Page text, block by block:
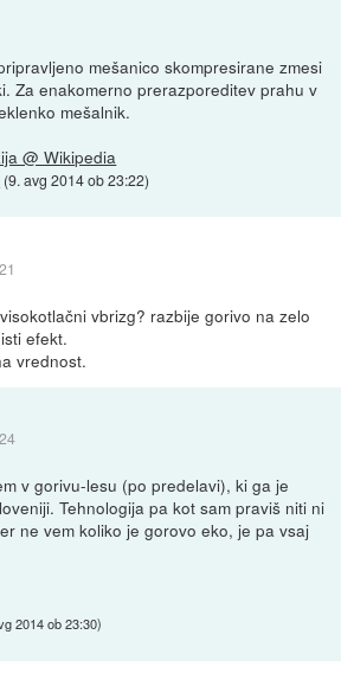
mešanico skompresirane zmesi
Za enakomerno prerazporeditev prahu v
mešalnik.
@ Wikipedia
(9. avg 2014 ob 23:22)
vbrizg? razbije gorivo na zelo
efekt.
vrednost.
v gorivu-lesu (po predelavi), ki ga je
Tehnologija pa kot sam praviš niti ni
ne vem koliko je gorovo eko, je pa vsaj
2014 ob 23:30)